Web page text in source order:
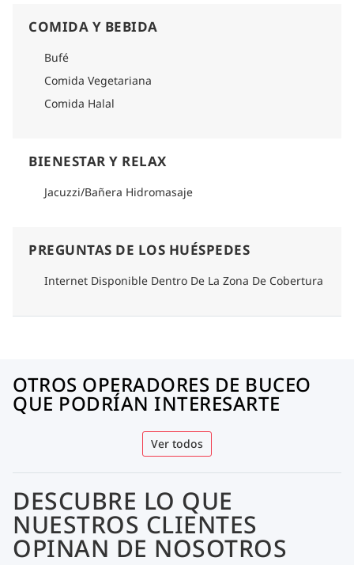
COMIDA Y BEBIDA
Bufé
Comida Vegetariana
Comida Halal
BIENESTAR Y RELAX
Jacuzzi/Bañera Hidromasaje
PREGUNTAS DE LOS HUÉSPEDES
Internet Disponible Dentro De La Zona De Cobertura
OTROS OPERADORES DE BUCEO
QUE PODRÍAN INTERESARTE
Ver todos
DESCUBRE LO QUE
NUESTROS CLIENTES
OPINAN DE NOSOTROS